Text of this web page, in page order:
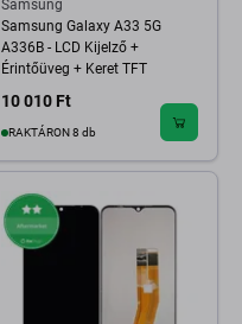
Samsung
Samsung Galaxy A33 5G
A336B - LCD Kijelző +
Érintőüveg + Keret TFT
10 010 Ft
RAKTÁRON 8 db